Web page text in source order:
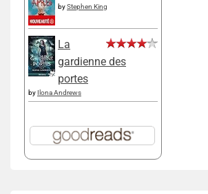
byStephen King
La
gardienne des
portes
by Ilona Andrews